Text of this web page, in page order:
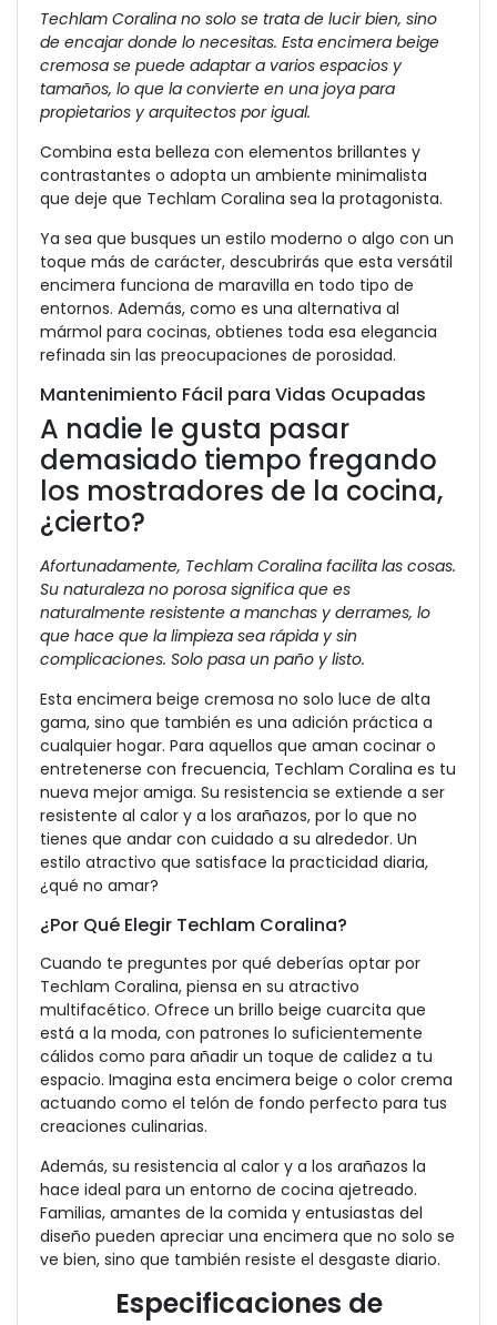
Techlam Coralina no solo se trata de lucir bien, sino
de encajar donde lo necesitas. Esta encimera beige
cremosa se puede adaptar a varios espacios y
tamaños, lo que la convierte en una joya para
propietarios y arquitectos por igual.
Combina esta belleza con elementos brillantes y
contrastantes o adopta un ambiente minimalista
que deje que Techlam Coralina sea la protagonista.
Ya sea que busques un estilo moderno o algo con un
toque más de carácter, descubrirás que esta versátil
encimera funciona de maravilla en todo tipo de
entornos. Además, como es una alternativa al
mármol para cocinas, obtienes toda esa elegancia
refinada sin las preocupaciones de porosidad.
Mantenimiento Fácil para Vidas Ocupadas
A nadie le gusta pasar
demasiado tiempo fregando
los mostradores de la cocina,
¿cierto?
Afortunadamente, Techlam Coralina facilita las cosas.
Su naturaleza no porosa significa que es
naturalmente resistente a manchas y derrames, lo
que hace que la limpieza sea rápida y sin
complicaciones. Solo pasa un paño y listo.
Esta encimera beige cremosa no solo luce de alta
gama, sino que también es una adición práctica a
cualquier hogar. Para aquellos que aman cocinar o
entretenerse con frecuencia, Techlam Coralina es tu
nueva mejor amiga. Su resistencia se extiende a ser
resistente al calor y a los arañazos, por lo que no
tienes que andar con cuidado a su alrededor. Un
estilo atractivo que satisface la practicidad diaria,
¿qué no amar?
¿Por Qué Elegir Techlam Coralina?
Cuando te preguntes por qué deberías optar por
Techlam Coralina, piensa en su atractivo
multifacético. Ofrece un brillo beige cuarcita que
está a la moda, con patrones lo suficientemente
cálidos como para añadir un toque de calidez a tu
espacio. Imagina esta encimera beige o color crema
actuando como el telón de fondo perfecto para tus
creaciones culinarias.
Además, su resistencia al calor y a los arañazos la
hace ideal para un entorno de cocina ajetreado.
Familias, amantes de la comida y entusiastas del
diseño pueden apreciar una encimera que no solo se
ve bien, sino que también resiste el desgaste diario.
Especificaciones de